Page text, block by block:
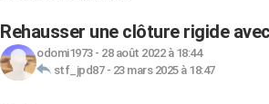
Rehausser une clôture rigide
odomi1973- 28 août 2022 à 18:44
stf_jpd87- 23 mars 2025 à 18:47